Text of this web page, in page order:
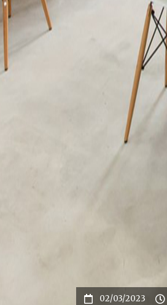
02/03/2023